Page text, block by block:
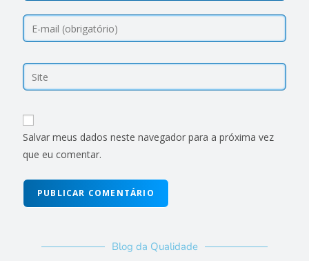
Salvar meus dados neste navegador para a próxima vez
que eu comentar.
Blog da Qualidade